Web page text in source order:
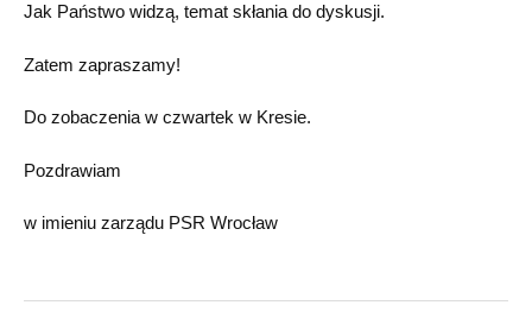
Jak Państwo widzą, temat skłania do dyskusji.
Zatem zapraszamy!
Do zobaczenia w czwartek w Kresie.
Pozdrawiam
w imieniu zarządu PSR Wrocław